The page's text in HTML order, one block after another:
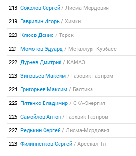
218 Соколов Сергей / Лисма-Мордовия
219 Гаврилин Игорь / Химки
220 Клюев Денис / Терек
221 Момотов Эдуард / Металлург-Кузбасс
222 Дурнев Дмитрий / КАМАЗ
223 Зиновьев Максим / Газовик-Газпром
224 Григорьев Максим / Балтика
225 Пятенко Владимир / СКА-Энергия
226 Самойлов Антон / Газовик-Газпром
227 Редькин Сергей / Лисма-Мордовия
228 Филиппенков Сергей / Арсенал Тл